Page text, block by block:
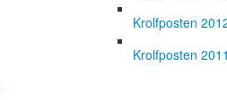
Krolfposten
Krolfposten